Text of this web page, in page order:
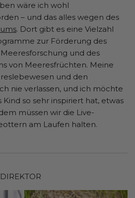
wäre ich wohl
– und das alles wegen des
. Dort gibt es eine Vielzahl
zur Förderung des
und des
von Meeresfrüchten. Meine
und den
nie verlassen, und ich möchte
so sehr inspiriert hat, etwas
müssen wir die Live-
am Laufen halten.